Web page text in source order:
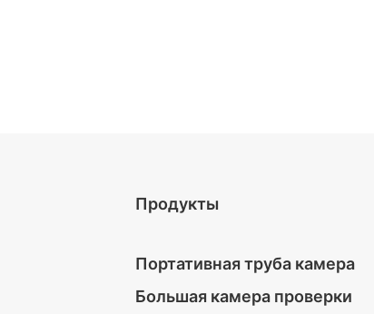
Продукты
Портативная труба камера
Большая камера проверки